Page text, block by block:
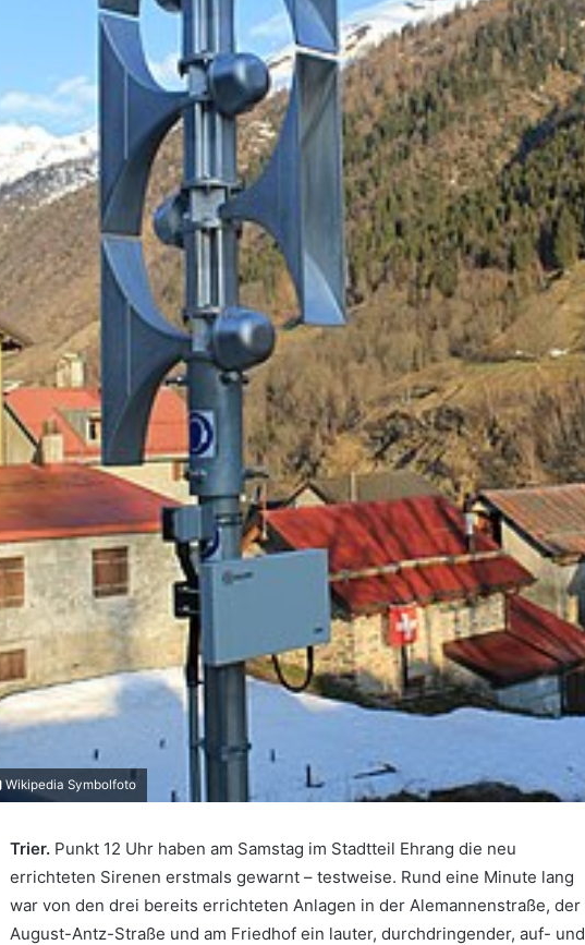
Wikipedia Symbolfoto
Trier. Punkt 12 Uhr haben am Samstag im Stadtteil Ehrang die neu
errichteten Sirenen erstmals gewarnt – testweise. Rund eine Minute lang
war von den drei bereits errichteten Anlagen in der Alemannenstraße, der
August-Antz-Straße und am Friedhof ein lauter, durchdringender, auf- und